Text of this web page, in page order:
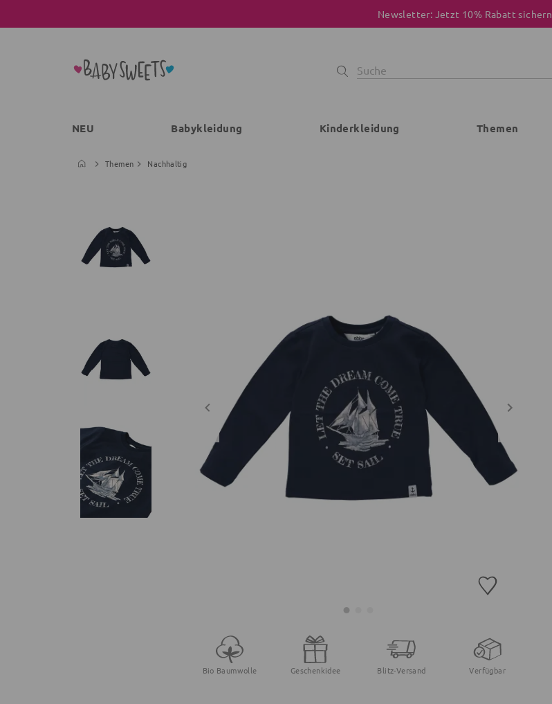
Newsletter: Jetzt 10% Rabatt sichern
NEU Babykleidung Kinderkleidung Themen
Themen Nachhaltig
Bio Baumwolle Geschenkidee Blitz-Versand Verfügbar